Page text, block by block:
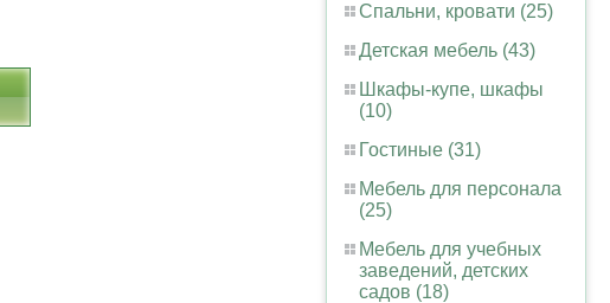
Спальни, кровати (25)
Детская мебель (43)
Шкафы-купе, шкафы
(10)
Гостиные (31)
Мебель для персонала
(25)
Мебель для учебных
заведений, детских
садов (18)